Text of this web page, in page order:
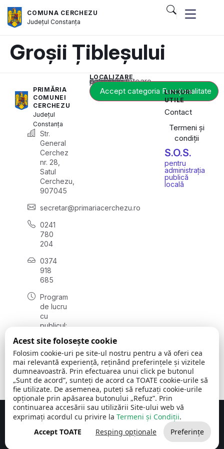
COMUNA CERCHEZU
JudețulConstanța
Groșii Țibleșului
PRIMĂRIA
COMUNEI
CERCHEZU
Județul
Constanța
Str.
General
Cerchez
nr. 28,
Satul
Cerchezu,
907045
secretar@primariacerchezu.ro
0241
780
204
0374
918
685
Program
de lucru
cu
publicul:
08:00 -
16:30
, vineri:
08:00 -
14:00
LOCALIZARE
Acest conținut este blocat până când acceptați categoria corespunzătoare de cookie-uri.
Accept categoria Funcționalitate
LINKURI
UTILE
Contact
Termeni și
condiții
S.O.S.
pentru
administrația
publică
locală
Comuna Cerchezu © 2026Toate drepturile rezervate
Concept realizat de Big Media Relații Publice SRL
Acest site folosește cookie
Folosim cookie-uri pe site-ul nostru pentru a vă oferi cea
mai relevantă experiență, reținând preferințele și vizitele
dumneavoastră. Prin efectuarea unui click pe butonul
„Sunt de acord”, sunteți de acord ca TOATE cookie-urile să
fie utilizate. De asemenea, puteți să refuzați cookie-urile
opționale prin apăsarea butonului „Refuz”. Prin
continuarea accesării sau utilizării Site-ului web vă
exprimați acordul cu privire la Termeni și Condiții.
Accept TOATE
Resping opționale Preferințe